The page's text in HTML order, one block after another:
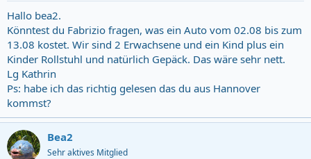
Hallo bea2.
Könntest du Fabrizio fragen, was ein Auto vom 02.08 bis zum
13.08 kostet. Wir sind 2 Erwachsene und ein Kind plus ein
Kinder Rollstuhl und natürlich Gepäck. Das wäre sehr nett.
Lg Kathrin
Ps: habe ich das richtig gelesen das du aus Hannover
kommst?
Bea2
Sehr aktives Mitglied